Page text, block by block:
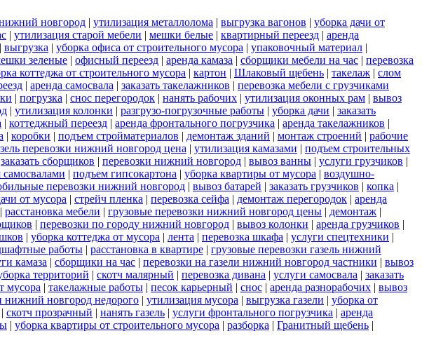
нижний новгород | утилизация металлолома | выгрузка вагонов | уборка дачи от
| утилизация старой мебели | мешки белые | квартирный переезд | аренда
| выгрузка | уборка офиса от строительного мусора | упаковочный материал |
зеленые | офисный переезд | аренда камаза | сборщики мебели на час | перевозка
коттеджа от строительного мусора | картон | Шлаковый щебень | такелаж | слом
| аренда самосвала | заказать такелажников | перевозка мебели с грузчиками
| погрузка | снос перегородок | нанять рабочих | утилизация оконных рам | вывоз
| утилизация колонки | разгрузо-погрузочные работы | уборка дачи | заказать
| коттеджный переезд | аренда фронтального погрузчика | аренда такелажников |
| коробки | подъем стройматериалов | демонтаж зданий | монтаж строений | рабочие
перевозки нижний новгород цена | утилизация камазами | подъем строительных
заказать сборщиков | перевозки нижний новгород | вывоз ванны | услуги грузчиков |
самосвалами | подъем гипсокартона | уборка квартиры от мусора | воздушно-
перевозки нижний новгород | вывоз батарей | заказать грузчиков | копка |
от мусора | стрейч пленка | перевозка сейфа | демонтаж перегородок | аренда
| расстановка мебели | грузовые перевозки нижний новгород цены | демонтаж |
| перевозки по городу нижний новгород | вывоз колонки | аренда грузчиков |
| уборка коттеджа от мусора | лента | перевозка шкафа | услуги спецтехники |
работы | расстановка в квартире | грузовые перевозки газель нижний
камаза | сборщики на час | перевозки на газели нижний новгород частники | вывоз
территорий | скотч малярный | перевозка дивана | услуги самосвала | заказать
мусора | такелажные работы | песок карьерный | снос | аренда разнорабочих | вывоз
нижний новгород недорого | утилизация мусора | выгрузка газели | уборка от
| скотч прозрачный | нанять газель | услуги фронтального погрузчика | аренда
| уборка квартиры от строительного мусора | разборка | Гранитный щебень |